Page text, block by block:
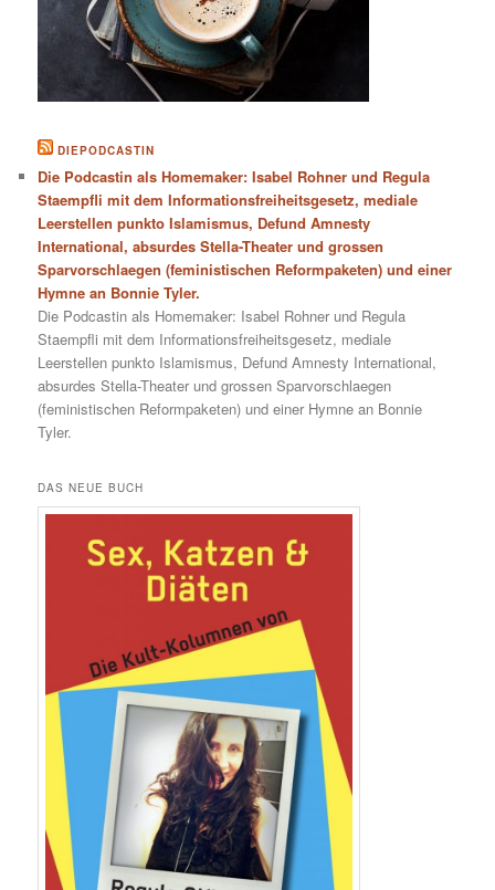
DIEPODCASTIN
Die Podcastin als Homemaker: Isabel Rohner und Regula
Staempfli mit dem Informationsfreiheitsgesetz, mediale
Leerstellen punkto Islamismus, Defund Amnesty
International, absurdes Stella-Theater und grossen
Sparvorschlaegen (feministischen Reformpaketen) und einer
Hymne an Bonnie Tyler.
Die Podcastin als Homemaker: Isabel Rohner und Regula
Staempfli mit dem Informationsfreiheitsgesetz, mediale
Leerstellen punkto Islamismus, Defund Amnesty International,
absurdes Stella-Theater und grossen Sparvorschlaegen
(feministischen Reformpaketen) und einer Hymne an Bonnie
Tyler.
DAS NEUE BUCH